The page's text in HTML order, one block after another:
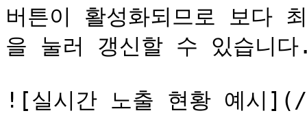
버튼이 활성화되므로 보다
을 눌러 갱신할 수 있습니
![실시간 노출 현황 예시